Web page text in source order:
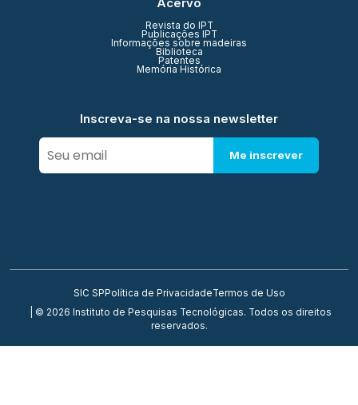
Revista do IPT
Publicações IPT
Informações sobre madeiras
Biblioteca
Patentes
Memória Histórica
Inscreva-se na nossa newsletter
Me inscrever
SIC SP Política de PrivacidadeTermos de Uso
| © 2026 Instituto de Pesquisas Tecnológicas. Todos os direitos
reservados.